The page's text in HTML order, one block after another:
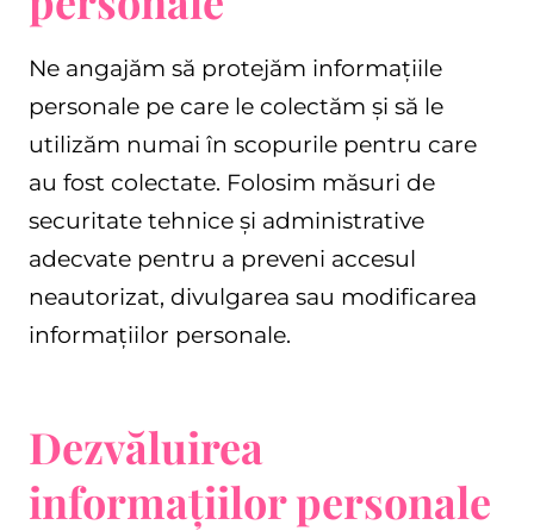
Ne angajăm să protejăm informațiile
personale pe care le colectăm și să le
utilizăm numai în scopurile pentru care
au fost colectate. Folosim măsuri de
securitate tehnice și administrative
adecvate pentru a preveni accesul
neautorizat, divulgarea sau modificarea
informațiilor personale.
Dezvăluirea
informațiilor personale